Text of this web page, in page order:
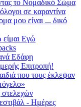
το Νομαδικό Σώμα
σε καραντίνα
μου είναι ... δικό
είμαι Εγώ
Εδάφη
Επιτροπή!
που τους έκλεψαν
- Ημέρες